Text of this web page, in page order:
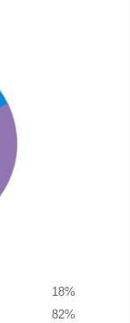
%
18
%
82